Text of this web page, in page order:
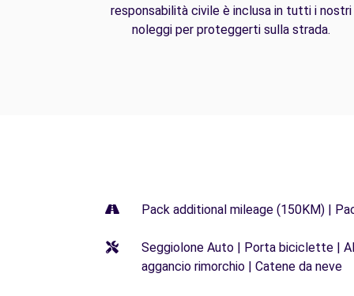
responsabilità civile è inclusa in tutti i nostri
noleggi per proteggerti sulla strada.
Pack additional mileage (150KM) |
Seggiolone Auto | Porta biciclette |
aggancio rimorchio | Catene da neve